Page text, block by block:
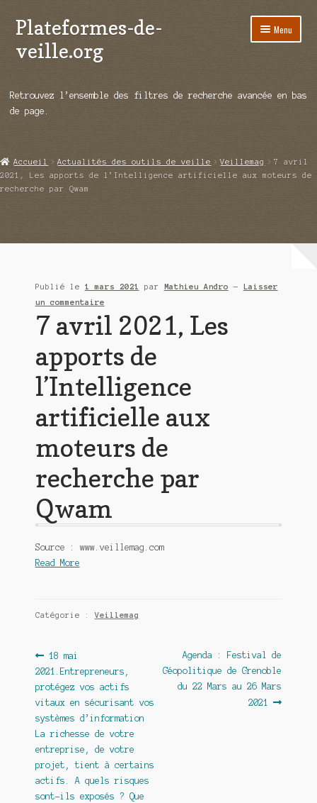
Aller
à
la
Aller
au
contenu
Plateformes-de-
veille.org
Menu
Répertoire d’ouitils
Démos vidéos
Ouvrir
Qui sommes-nous ?
Retrouvez l’ensemble des filtres de recherche avancée en bas
de page.
Accueil Actualités des outils de veille Veillemag
7 avril
2021, Les apports de l’Intelligence artificielle aux moteurs de
recherche par Qwam
Publié le 1 mars 2021 par Mathieu Andro — Laisser
un commentaire
7 avril 2021, Les
apports de
l’Intelligence
artificielle aux
moteurs de
recherche par
Qwam
Source : www.veillemag.com
Read More
Catégorie :Veillemag
Navigation
de
l’article
Article
précédent :
18 mai
2021.Entrepreneurs,
protégez vos actifs
vitaux en sécurisant vos
systèmes d’information
La richesse de votre
entreprise, de votre
projet, tient à certains
actifs. A quels risques
sont-ils exposés ? Que
Article
suivant :
Agenda : Festival de
Géopolitique de Grenoble
du 22 Mars au 26 Mars
2021